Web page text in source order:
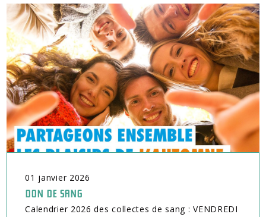
01 janvier 2026
DON DE SANG
Calendrier 2026 des collectes de sang : VENDREDI